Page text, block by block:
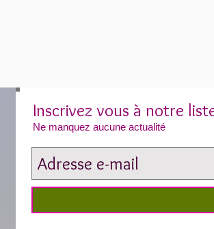
Inscrivez vous à notre
Ne manquez aucune actualité